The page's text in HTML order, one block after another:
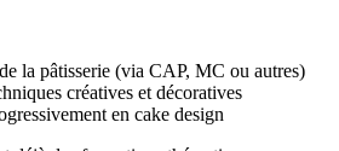
la pâtisserie (via CAP, MC ou autres)
créatives et décoratives
en cake design